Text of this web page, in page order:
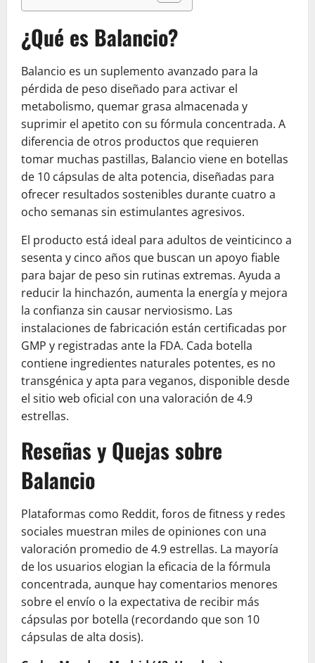
¿Qué es Balancio?
Balancio es un suplemento avanzado para la
pérdida de peso diseñado para activar el
metabolismo, quemar grasa almacenada y
suprimir el apetito con su fórmula concentrada. A
diferencia de otros productos que requieren
tomar muchas pastillas, Balancio viene en botellas
de 10 cápsulas de alta potencia, diseñadas para
ofrecer resultados sostenibles durante cuatro a
ocho semanas sin estimulantes agresivos.
El producto está ideal para adultos de veinticinco a
sesenta y cinco años que buscan un apoyo fiable
para bajar de peso sin rutinas extremas. Ayuda a
reducir la hinchazón, aumenta la energía y mejora
la confianza sin causar nerviosismo. Las
instalaciones de fabricación están certificadas por
GMP y registradas ante la FDA. Cada botella
contiene ingredientes naturales potentes, es no
transgénica y apta para veganos, disponible desde
el sitio web oficial con una valoración de 4.9
estrellas.
Reseñas y Quejas sobre
Balancio
Plataformas como Reddit, foros de fitness y redes
sociales muestran miles de opiniones con una
valoración promedio de 4.9 estrellas. La mayoría
de los usuarios elogian la eficacia de la fórmula
concentrada, aunque hay comentarios menores
sobre el envío o la expectativa de recibir más
cápsulas por botella (recordando que son 10
cápsulas de alta dosis).